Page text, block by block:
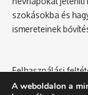
szokásokba és
ismereteinek
Felhasználási
Adatvédelmi
A weboldalon a